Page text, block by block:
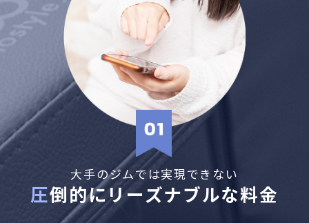
大手のジムでは実現できない
圧倒的にリーズナブルな料金